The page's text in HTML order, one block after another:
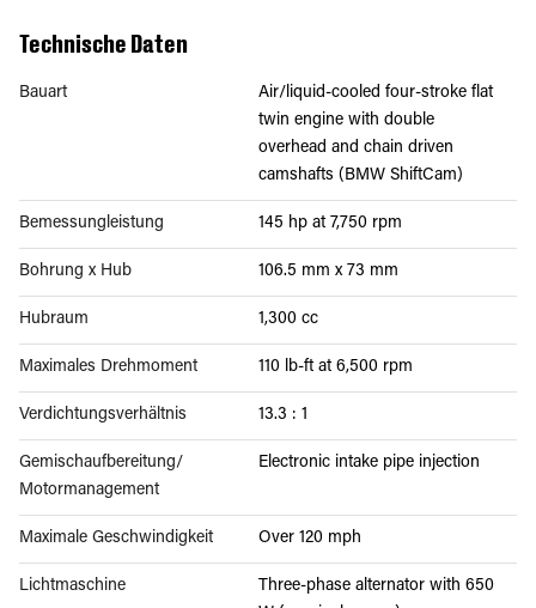
Technische Daten
Bauart
Air/liquid-cooled four-stroke flat
twin engine with double
overhead and chain driven
camshafts (BMW ShiftCam)
Bemessungleistung 145 hp at 7,750 rpm
Bohrung x Hub 106.5 mm x 73 mm
Hubraum 1,300 cc
Maximales Drehmoment 110 lb-ft at 6,500 rpm
Verdichtungsverhältnis 13.3 : 1
Gemischaufbereitung/
Motormanagement
Electronic intake pipe injection
Maximale Geschwindigkeit Over 120 mph
Lichtmaschine
Three-phase alternator with 650